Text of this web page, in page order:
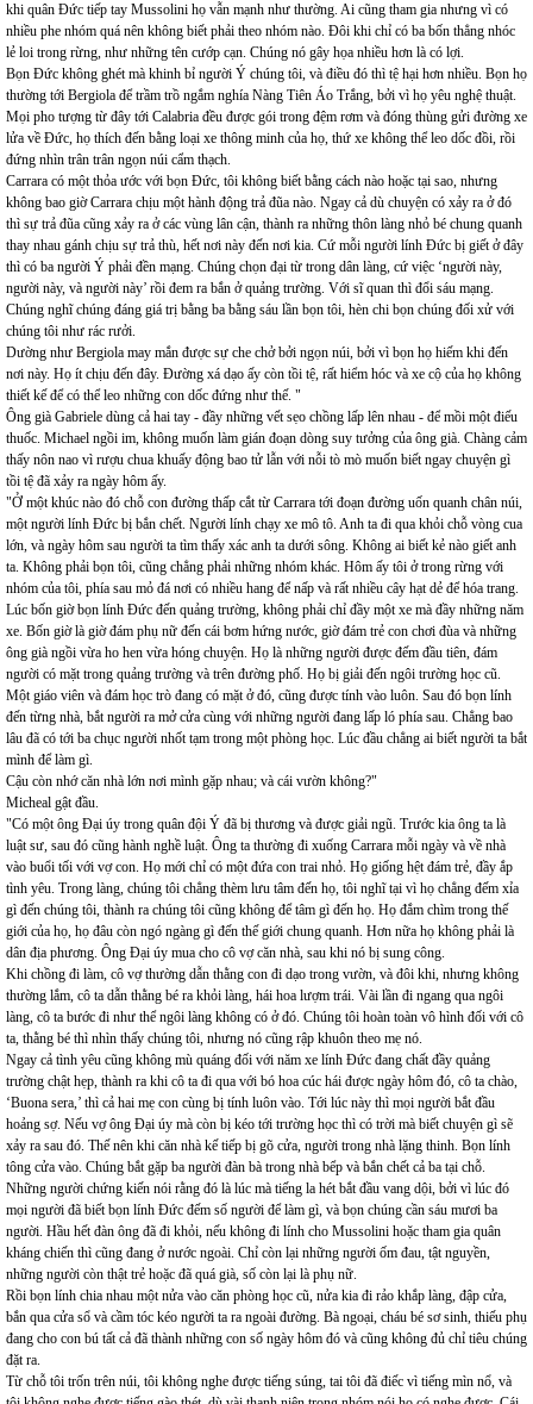
khi quân Đức tiếp tay Mussolini họ vẫn mạnh như thường. Ai cũng tham gia nhưng vì có
nhiều phe nhóm quá nên không biết phải theo nhóm nào. Đôi khi chỉ có ba bốn thẳng nhóc
lẻ loi trong rừng, như những tên cướp cạn. Chúng nó gây họa nhiều hơn là có lợi.
Bọn Đức không ghét mà khinh bỉ người Ý chúng tôi, và điều đó thì tệ hại hơn nhiều. Bọn họ
thường tới Bergiola để trầm trồ ngắm nghía Nàng Tiên Áo Trắng, bởi vì họ yêu nghệ thuật.
Mọi pho tượng từ đây tới Calabria đều được gói trong đệm rơm và đóng thùng gửi đường xe
lửa về Đức, họ thích đến bằng loại xe thông minh của họ, thứ xe không thể leo dốc đồi, rồi
đứng nhìn trân trân ngọn núi cẩm thạch.
Carrara có một thỏa ước với bọn Đức, tôi không biết bằng cách nào hoặc tại sao, nhưng
không bao giờ Carrara chịu một hành động trả đũa nào. Ngay cả dù chuyện có xảy ra ở đó
thì sự trả đũa cũng xảy ra ở các vùng lân cận, thành ra những thôn làng nhỏ bé chung quanh
thay nhau gánh chịu sự trả thù, hết nơi này đến nơi kia. Cứ mỗi người lính Đức bị giết ở đây
thì có ba người Ý phải đền mạng. Chúng chọn đại từ trong dân làng, cứ việc ‘người này,
người này, và người này’ rồi đem ra bắn ở quảng trường. Với sĩ quan thì đổi sáu mạng.
Chúng nghĩ chúng đáng giá trị bằng ba bằng sáu lần bọn tôi, hèn chi bọn chúng đối xử với
chúng tôi như rác rưởi.
Dường như Bergiola may mắn được sự che chở bởi ngọn núi, bởi vì bọn họ hiếm khi đến
nơi này. Họ ít chịu đến đây. Đường xá dạo ấy còn tồi tệ, rất hiểm hóc và xe cộ của họ không
thiết kế để có thể leo những con dốc đứng như thế. "
Ông già Gabriele dùng cả hai tay - đầy những vết sẹo chồng lấp lên nhau - để mồi một điếu
thuốc. Michael ngồi im, không muốn làm gián đoạn dòng suy tưởng của ông già. Chàng cảm
thấy nôn nao vì rượu chua khuấy động bao tử lẫn với nỗi tò mò muốn biết ngay chuyện gì
tồi tệ đã xảy ra ngày hôm ấy.
"Ở một khúc nào đó chỗ con đường thấp cắt từ Carrara tới đoạn đường uốn quanh chân núi,
một người lính Đức bị bắn chết. Người lính chạy xe mô tô. Anh ta đi qua khỏi chỗ vòng cua
lớn, và ngày hôm sau người ta tìm thấy xác anh ta dưới sông. Không ai biết kẻ nào giết anh
ta. Không phải bọn tôi, cũng chẳng phải những nhóm khác. Hôm ấy tôi ở trong rừng với
nhóm của tôi, phía sau mỏ đá nơi có nhiều hang để nấp và rất nhiều cây hạt dẻ để hóa trang.
Lúc bốn giờ bọn lính Đức đến quảng trường, không phải chỉ đầy một xe mà đầy những năm
xe. Bốn giờ là giờ đám phụ nữ đến cái bơm hứng nước, giờ đám trẻ con chơi đùa và những
ông già ngồi vừa ho hen vừa hóng chuyện. Họ là những người được đếm đầu tiên, đám
người có mặt trong quảng trường và trên đường phố. Họ bị giải đến ngôi trường học cũ.
Một giáo viên và đám học trò đang có mặt ở đó, cũng được tính vào luôn. Sau đó bọn lính
đến từng nhà, bắt người ra mở cửa cùng với những người đang lấp ló phía sau. Chẳng bao
lâu đã có tới ba chục người nhốt tạm trong một phòng học. Lúc đầu chẳng ai biết người ta bắt
mình để làm gì.
Cậu còn nhớ căn nhà lớn nơi mình gặp nhau; và cái vườn không?"
Micheal gật đầu.
"Có một ông Đại úy trong quân đội Ý đã bị thương và được giải ngũ. Trước kia ông ta là
luật sư, sau đó cũng hành nghề luật. Ông ta thường đi xuống Carrara mỗi ngày và về nhà
vào buổi tối với vợ con. Họ mới chỉ có một đứa con trai nhỏ. Họ giống hệt đám trẻ, đầy ắp
tình yêu. Trong làng, chúng tôi chẳng thèm lưu tâm đến họ, tôi nghĩ tại vì họ chẳng đếm xỉa
gì đến chúng tôi, thành ra chúng tôi cũng không để tâm gì đến họ. Họ đắm chìm trong thế
giới của họ, họ đâu còn ngó ngàng gì đến thế giới chung quanh. Hơn nữa họ không phải là
dân địa phương. Ông Đại úy mua cho cô vợ căn nhà, sau khi nó bị sung công.
Khi chồng đi làm, cô vợ thường dẫn thằng con đi dạo trong vườn, và đôi khi, nhưng không
thường lắm, cô ta dẫn thằng bé ra khỏi làng, hái hoa lượm trái. Vài lần đi ngang qua ngôi
làng, cô ta bước đi như thể ngôi làng không có ở đó. Chúng tôi hoàn toàn vô hình đối với cô
ta, thằng bé thì nhìn thấy chúng tôi, nhưng nó cũng rập khuôn theo mẹ nó.
Ngay cả tình yêu cũng không mù quáng đối với năm xe lính Đức đang chất đầy quảng
trường chật hẹp, thành ra khi cô ta đi qua với bó hoa cúc hái được ngày hôm đó, cô ta chào,
‘Buona sera,’ thì cả hai mẹ con cùng bị tính luôn vào. Tới lúc này thì mọi người bắt đầu
hoảng sợ. Nếu vợ ông Đại úy mà còn bị kéo tới trường học thì có trời mà biết chuyện gì sẽ
xảy ra sau đó. Thế nên khi căn nhà kế tiếp bị gõ cửa, người trong nhà lặng thinh. Bọn lính
tông cửa vào. Chúng bắt gặp ba người đàn bà trong nhà bểp và bắn chết cả ba tại chỗ.
Những người chứng kiến nói rằng đó là lúc mà tiếng la hét bắt đầu vang dội, bởi vì lúc đó
mọi người đã biết bọn lính Đức đếm số người để làm gì, và bọn chúng cần sáu mươi ba
người. Hầu hết đàn ông đã đi khỏi, nếu không đi lính cho Mussolini hoặc tham gia quân
kháng chiến thì cũng đang ở nước ngoài. Chỉ còn lại những người ốm đau, tật nguyền,
những người còn thật trẻ hoặc đã quá già, số còn lại là phụ nữ.
Rồi bọn lính chia nhau một nửa vào căn phòng học cũ, nửa kia đi rảo khắp làng, đập cửa,
bắn qua cửa sổ và cầm tóc kéo người ta ra ngoài đường. Bà ngoại, cháu bé sơ sinh, thiếu phụ
đang cho con bú tất cả đã thành những con số ngày hôm đó và cũng không đủ chỉ tiêu chúng
đặt ra.
Từ chỗ tôi trốn trên núi, tôi không nghe được tiếng súng, tai tôi đã điếc vì tiếng mìn nổ, và